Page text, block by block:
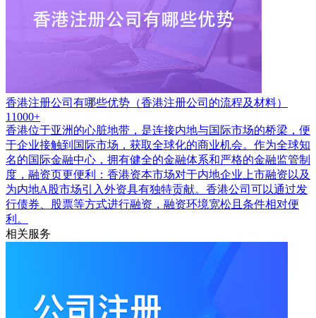
香港注册公司有哪些优势（香港注册公司的流程及材料）
11000+
香港位于亚洲的心脏地带，是连接内地与国际市场的桥梁，便
于企业接触到国际市场，获取全球化的商业机会。作为全球知
名的国际金融中心，拥有健全的金融体系和严格的金融监管制
度，融资页更便利：香港资本市场对于内地企业上市融资以及
为内地A股市场引入外资具有独特贡献。香港公司可以通过发
行债券、股票等方式进行融资，融资环境宽松且条件相对便
利。
相关服务